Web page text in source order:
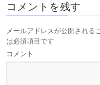
コメントを残す
メールアドレスが公開される
は必須項目です
コメント